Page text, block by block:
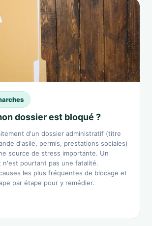
dossier est bloqué ?
d'un dossier administratif (titre
d'asile, permis, prestations sociales)
source de stress importante. Un
n'est pourtant pas une fatalité.
les plus fréquentes de blocage et
par étape pour y remédier.